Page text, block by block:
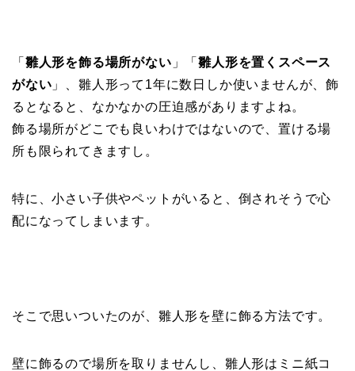
「 雛人形を飾る場所がない 」「雛人形を置くスペース
がない 」、雛人形って1年に数日しか使いませんが、飾
るとなると、なかなかの圧迫感がありますよね。
飾る場所がどこでも良いわけではないので、置ける場
所も限られてきますし。
特に、小さい子供やペットがいると、倒されそうで心
配になってしまいます。
そこで思いついたのが、雛人形を壁に飾る方法です。
壁に飾るので場所を取りませんし、雛人形はミニ紙コ